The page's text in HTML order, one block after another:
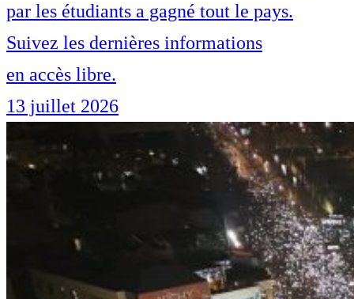
par les étudiants a gagné tout le pays.
Suivez les dernières informations
en accès libre.
13 juillet 2026